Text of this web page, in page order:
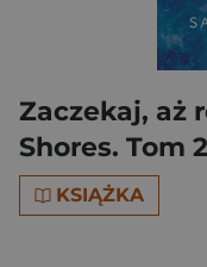
Zaczekaj, aż
Shores. Tom 2
KSIĄŻKA